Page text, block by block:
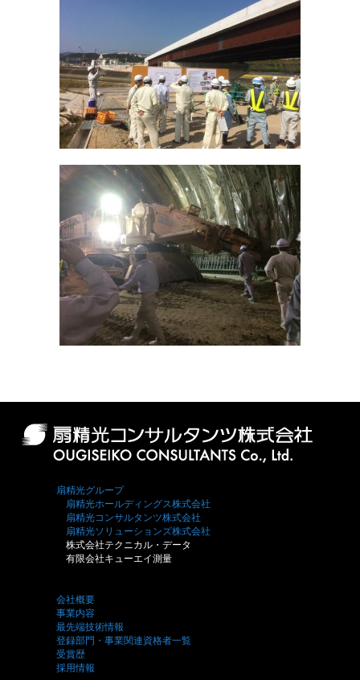
扇精光グループ
扇精光ホールディングス株式会社
扇精光コンサルタンツ株式会社
扇精光ソリューションズ株式会社
株式会社テクニカル・データ
有限会社キューエイ測量
会社概要
事業内容
最先端技術情報
登録部門・事業関連資格者一覧
受賞歴
採用情報